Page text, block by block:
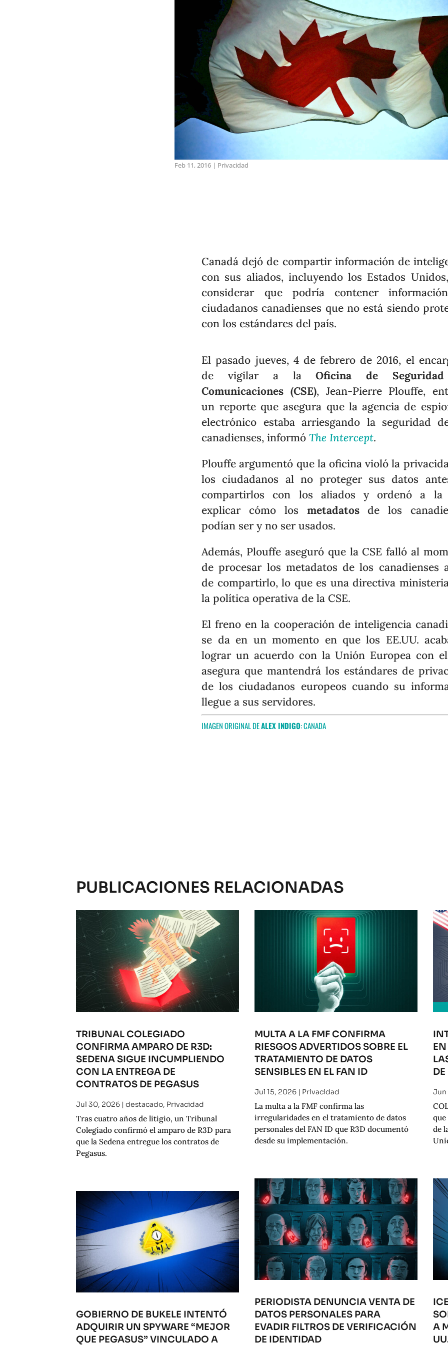
Feb 11, 2016 | Privacidad
Canadá dejó de compartir información de
con sus aliados, incluyendo los Estados
considerar que podría contener
ciudadanos canadienses que no está siendo
con los estándares del país.
El pasado jueves, 4 de febrero de 2016, el
de vigilar a laOficina de
Comunicaciones (CSE), Jean-Pierre Plouffe,
un reporte que asegura que la agencia de
electrónico estaba arriesgando la seguridad
canadienses, informóThe Intercept.
Plouffe argumentó que la oficina violó la
los ciudadanos al no proteger sus datos
compartirlos con los aliados y ordenó a la
explicar cómo los metadatosde los
podían ser y no ser usados.
Además, Plouffe aseguró que la CSE falló al
de procesar los metadatos de los canadienses
de compartirlo, lo que es una directiva
la política operativa de la CSE.
El freno en la cooperación de inteligencia
se da en un momento en que los EE.UU.
lograr un acuerdo con la Unión Europea con
asegura que mantendrá los estándares de
de los ciudadanos europeos cuando su
llegue a sus servidores.
IMAGEN ORIGINAL DEALEX INDIGO:CANADA
PUBLICACIONES RELACIONADAS
TRIBUNAL COLEGIADO
CONFIRMA AMPARO DE R3D:
SEDENA SIGUE INCUMPLIENDO
CON LA ENTREGA DE
CONTRATOS DE PEGASUS
Jul 30, 2026| destacado, Privacidad
Tras cuatro años de litigio, un Tribunal
Colegiado confirmó el amparo de R3D para
que la Sedena entregue los contratos de
Pegasus.
GOBIERNO DE BUKELE INTENTÓ
ADQUIRIR UN SPYWARE “MEJOR
QUE PEGASUS” VINCULADO A
MULTA A LA FMF CONFIRMA
RIESGOS ADVERTIDOS SOBRE EL
TRATAMIENTO DE DATOS
SENSIBLES EN EL FAN ID
Jul 15, 2026 | Privacidad
La multa a la FMF confirma las
irregularidades en el tratamiento de datos
personales del FAN ID que R3D documentó
desde su implementación.
PERIODISTA DENUNCIA VENTA DE
DATOS PERSONALES PARA
EVADIR FILTROS DE VERIFICACIÓN
DE IDENTIDAD
Jun
de
A